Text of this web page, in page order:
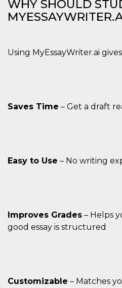
WHY SHOULD
Using MyEssayWriter.ai
Saves Time – Get a draft
Easy to Use – No writing
Improves Grades – Helps
good essay is structured
Customizable – Matches